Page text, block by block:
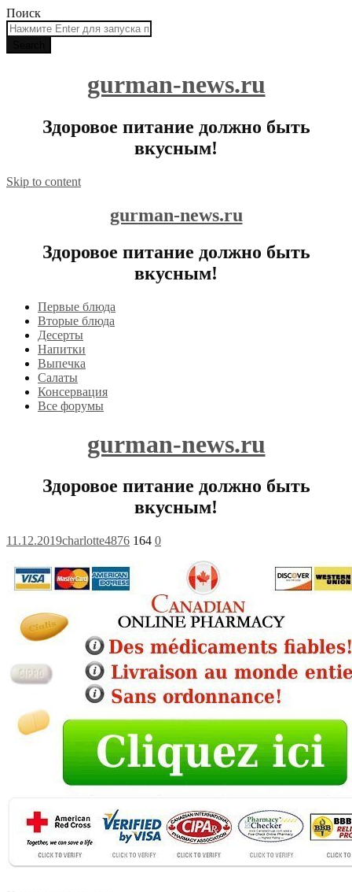
Поиск
gurman-news.ru
Здоровое питание должно быть
вкусным!
Skip to content
gurman-news.ru
Здоровое питание должно быть
вкусным!
Первые блюда
Вторые блюда
Десерты
Напитки
Выпечка
Салаты
Консервация
Все форумы
gurman-news.ru
Здоровое питание должно быть
вкусным!
11.12.2019charlotte4876 164 0